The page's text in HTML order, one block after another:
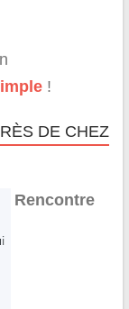
!
DE CHEZ
Rencontre